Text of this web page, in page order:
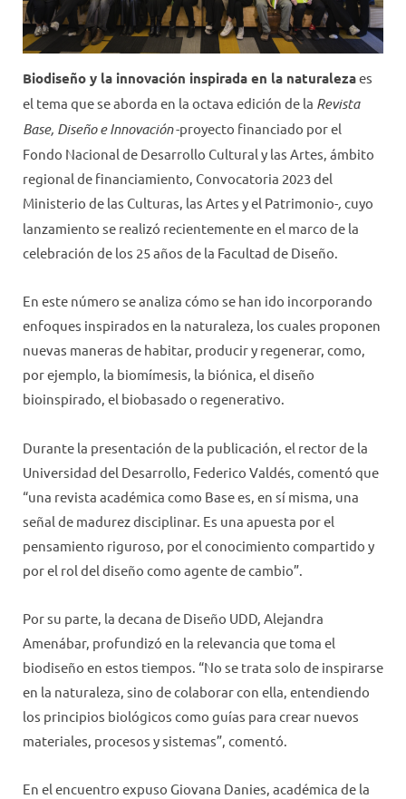
Biodiseño y la innovación inspirada en la naturalezaes
el tema que se aborda en la octava edición de la Revista
Base, Diseño e Innovación-proyecto financiado por el
Fondo Nacional de Desarrollo Cultural y las Artes, ámbito
regional de financiamiento, Convocatoria 2023 del
Ministerio de las Culturas, las Artes y el Patrimonio-, cuyo
lanzamiento se realizó recientemente en el marco de la
celebración de los 25 años de la Facultad de Diseño.
En este número se analiza cómo se han ido incorporando
enfoques inspirados en la naturaleza, los cuales proponen
nuevas maneras de habitar, producir y regenerar, como,
por ejemplo, la biomímesis, la biónica, el diseño
bioinspirado, el biobasado o regenerativo.
Durante la presentación de la publicación, el rector de la
Universidad del Desarrollo, Federico Valdés, comentó que
“una revista académica como Base es, en sí misma, una
señal de madurez disciplinar. Es una apuesta por el
pensamiento riguroso, por el conocimiento compartido y
por el rol del diseño como agente de cambio”.
Por su parte, la decana de Diseño UDD, Alejandra
Amenábar, profundizó en la relevancia que toma el
biodiseño en estos tiempos. “No se trata solo de inspirarse
en la naturaleza, sino de colaborar con ella, entendiendo
los principios biológicos como guías para crear nuevos
materiales, procesos y sistemas”, comentó.
En el encuentro expuso Giovana Danies, académica de la